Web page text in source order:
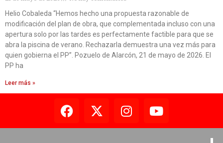
Helio Cobaleda “Hemos hecho una propuesta razonable de
modificación del plan de obra, que complementada incluso con una
apertura solo por las tardes es perfectamente factible para que se
abra la piscina de verano. Rechazarla demuestra una vez más para
quien gobierna el PP”. Pozuelo de Alarcón, 21 de mayo de 2026. El
PP ha
Leer más »